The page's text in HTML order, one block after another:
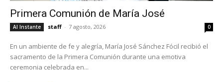
Primera Comunión de María José
Al Instante staff - 7 agosto, 2026 0
En un ambiente de fe y alegría, María José Sánchez Fócil recibió el
sacramento de la Primera Comunión durante una emotiva
ceremonia celebrada en...